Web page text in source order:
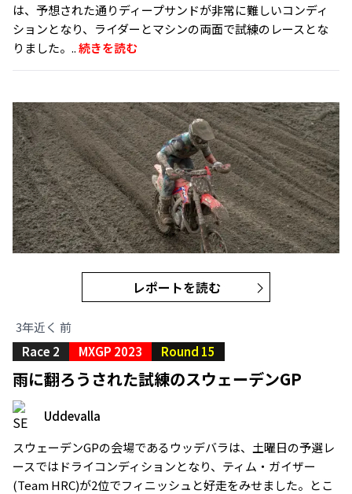
は、予想された通りディープサンドが非常に難しいコンディ
ションとなり、ライダーとマシンの両面で試練のレースとな
りました。..続きを読む
レポートを読む
3年近く 前
Race 2
MXGP 2023 Round 15
雨に翻ろうされた試練のスウェーデンGP
Uddevalla
スウェーデンGPの会場であるウッデバラは、土曜日の予選レ
ースではドライコンディションとなり、ティム・ガイザー
(Team HRC)が2位でフィニッシュと好走をみせました。とこ